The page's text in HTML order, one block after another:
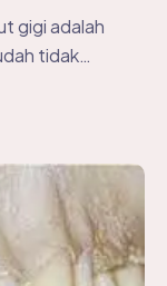
gigi adalah
tidak…